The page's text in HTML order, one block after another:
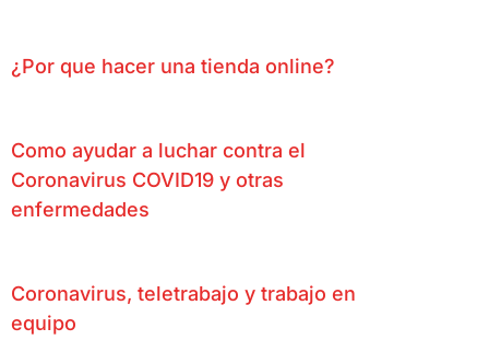
¿Por que hacer una tienda online?
Como ayudar a luchar contra el
Coronavirus COVID19 y otras
enfermedades
Coronavirus, teletrabajo y trabajo en
equipo